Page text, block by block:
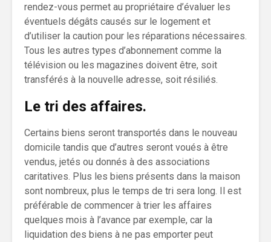
rendez-vous permet au propriétaire d’évaluer les
éventuels dégâts causés sur le logement et
d’utiliser la caution pour les réparations nécessaires.
Tous les autres types d’abonnement comme la
télévision ou les magazines doivent être, soit
transférés à la nouvelle adresse, soit résiliés.
Le tri des affaires.
Certains biens seront transportés dans le nouveau
domicile tandis que d’autres seront voués à être
vendus, jetés ou donnés à des associations
caritatives. Plus les biens présents dans la maison
sont nombreux, plus le temps de tri sera long. Il est
préférable de commencer à trier les affaires
quelques mois à l’avance par exemple, car la
liquidation des biens à ne pas emporter peut